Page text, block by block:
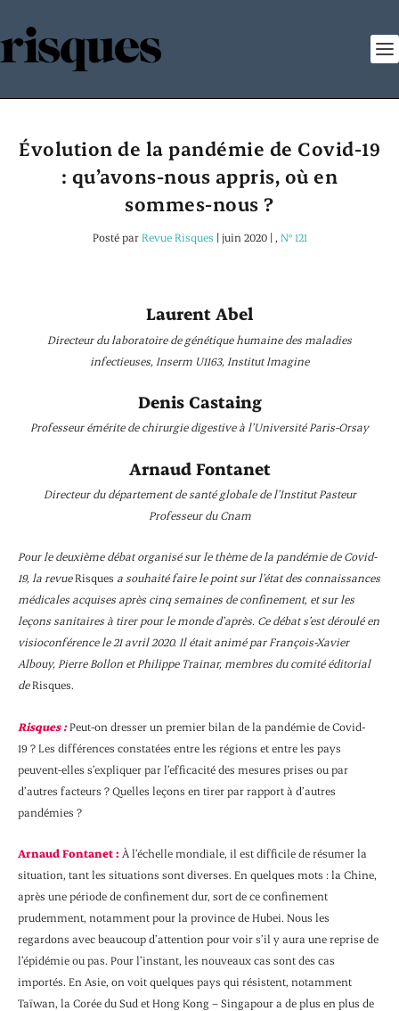
Évolution de la pandémie de Covid-19
: qu’avons-nous appris, où en
sommes-nous ?
Posté parRevue Risques |juin 2020| , N° 121
Laurent Abel
Directeur du laboratoire de génétique humaine des maladies
infectieuses, Inserm U1163, Institut Imagine
Denis Castaing
Professeur émérite de chirurgie digestive à l’Université Paris-Orsay
Arnaud Fontanet
Directeur du département de santé globale de l’Institut Pasteur
Professeur du Cnam
Pour le deuxième débat organisé sur le thème de la pandémie de Covid-
19, la revueRisques a souhaité faire le point sur l’état des connaissances
médicales acquises après cinq semaines de confinement, et sur les
leçons sanitaires à tirer pour le monde d’après. Ce débat s’est déroulé en
visioconférence le 21 avril 2020. Il était animé par François-Xavier
Albouy, Pierre Bollon et Philippe Trainar, membres du comité éditorial
deRisques.
Risques :Peut-on dresser un premier bilan de la pandémie de Covid-
19 ? Les différences constatées entre les régions et entre les pays
peuvent-elles s’expliquer par l’efficacité des mesures prises ou par
d’autres facteurs ? Quelles leçons en tirer par rapport à d’autres
pandémies ?
Arnaud Fontanet : À l’échelle mondiale, il est difficile de résumer la
situation, tant les situations sont diverses. En quelques mots : la Chine,
après une période de confinement dur, sort de ce confinement
prudemment, notamment pour la province de Hubei. Nous les
regardons avec beaucoup d’attention pour voir s’il y aura une reprise de
l’épidémie ou pas. Pour l’instant, les nouveaux cas sont des cas
importés. En Asie, on voit quelques pays qui résistent, notamment
Taïwan, la Corée du Sud et Hong Kong – Singapour a de plus en plus de